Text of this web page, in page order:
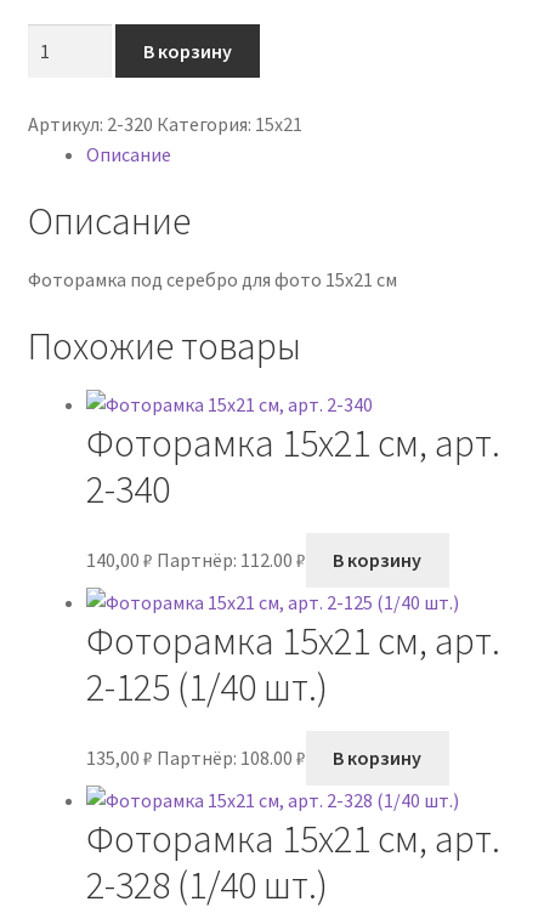
15х21
2-
В корзину
Артикул: 2-320 Категория: 15х21
Описание
Описание
Фоторамка под серебро для фото 15х21 см
Похожие товары
Фоторамка 15х21 см, арт.
2-340
140,00 ₽ Партнёр: 112.00 ₽ В корзину
Фоторамка 15х21 см, арт.
2-125 (1/40 шт.)
135,00 ₽ Партнёр: 108.00 ₽ В корзину
Фоторамка 15х21 см, арт.
2-328 (1/40 шт.)